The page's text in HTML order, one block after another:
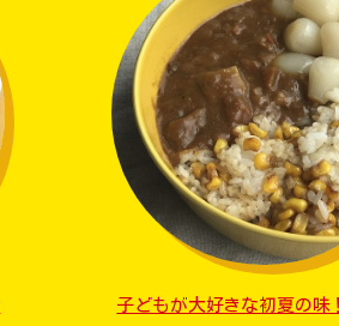
子どもが大好きな初夏の味